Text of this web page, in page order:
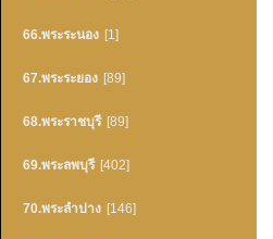
66.พระระนอง [1]
67.พระระยอง [89]
68.พระราชบุรี [89]
69.พระลพบุรี [402]
70.พระลำปาง [146]